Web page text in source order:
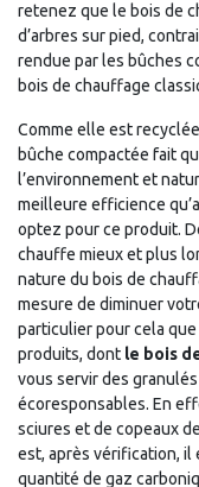
retenez que le bois de
d’arbres sur pied,
rendue par les bûches
bois de chauffage
Comme elle est
bûche compactée fait
l’environnement et
meilleure efficience
optez pour ce produit.
chauffe mieux et plus
nature du bois de
mesure de diminuer
particulier pour cela
produits, dont le bois
vous servir des
écoresponsables. En
sciures et de copeaux
est, après vérification, il
quantité de gaz